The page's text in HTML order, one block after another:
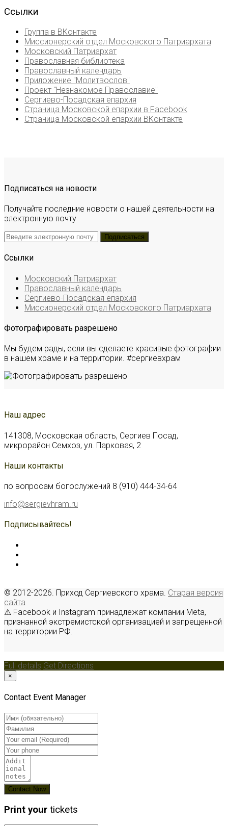
Ссылки
Группа в ВКонтакте
Миссионерский отдел Московского Патриархата
Московский Патриархат
Православная библиотека
Православный календарь
Приложение "Молитвослов"
Проект "Незнакомое Православие"
Сергиево-Посадская епархия
Страница Московской епархии в Facebook
Страница Московской епархии ВКонтакте
Подписаться на новости
Получайте последние новости о нашей деятельности на
электронную почту
Ссылки
Московский Патриархат
Православный календарь
Сергиево-Посадская епархия
Миссионерский отдел Московского Патриархата
Фотографировать разрешено
Мы будем рады, если вы сделаете красивые фотографии
в нашем храме и на территории. #сергиевхрам
Наш адрес
141308, Московская область, Сергиев Посад,
микрорайон Семхоз, ул. Парковая, 2
Наши контакты
по вопросам богослужений 8 (910) 444-34-64
info@sergievhram.ru
Подписывайтесь!
© 2012-2026. Приход Сергиевского храма. Старая версия
сайта
⚠ Facebook и Instagram принадлежат компании Meta,
признанной экстремистской организацией и запрещенной
на территории РФ.
Full details Get Directions
×
Contact Event Manager
Print your tickets